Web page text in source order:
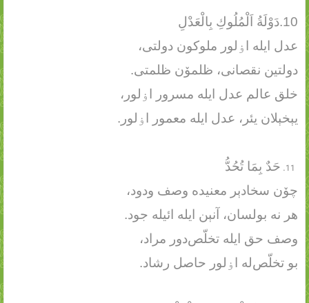
10.دَوْلَةُ اَلْمُلُوكِ بِالْعَدْلِ
عدل ایله اۏلور ملوکون دولتی،
دولتین نقصانی، ظلمۆن ظلمتی.
خلق عالم عدل ایله مسرور اۏلور،
یېخېلان یئر، عدل ایله معمور اۏلور.
حَدٌ بِمَا تُحُدُّ
چۆن سخادېر معنیده وصف ودود،
هر نه بولسان، آنېن ایله ائیله جود.
وصف حق ایله تخلّص‌دور مراد،
بو تخلّص‌له اۏلور حاصل رشاد.